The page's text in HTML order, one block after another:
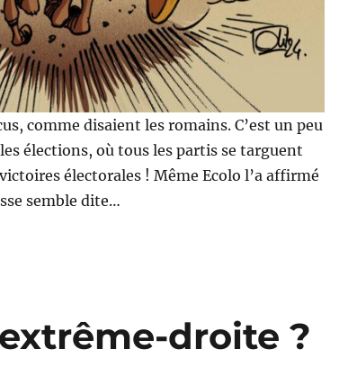
comme disaient les romains. C’est un peu
élections, où tous les partis se targuent
électorales ! Même Ecolo l’a affirmé
semble dite…
droite ?